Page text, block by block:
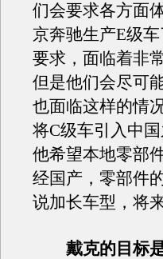
们会要求各方面
京奔驰生产E级
要求，面临着非
但是他们会尽可
也面临这样的情
将C级车引入中
他希望本地零部
经国产，零部件
说加长车型，将
戴克的目标是